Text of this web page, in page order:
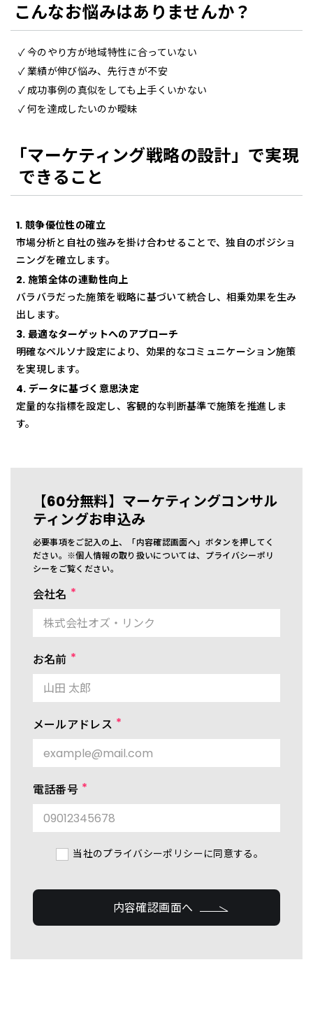
こんなお悩みはありませんか？
今のやり方が地域特性に合っていない
業績が伸び悩み、先行きが不安
成功事例の真似をしても上手くいかない
何を達成したいのか曖昧
「マーケティング戦略の設計」で実現
できること
1. 競争優位性の確立
市場分析と自社の強みを掛け合わせることで、独自のポジショ
ニングを確立します。
2. 施策全体の連動性向上
バラバラだった施策を戦略に基づいて統合し、相乗効果を生み
出します。
3. 最適なターゲットへのアプローチ
明確なペルソナ設定により、効果的なコミュニケーション施策
を実現します。
4. データに基づく意思決定
定量的な指標を設定し、客観的な判断基準で施策を推進しま
す。
【60分無料】マーケティングコンサル
ティングお申込み
必要事項をご記入の上、「内容確認画面へ」ボタンを押してく
ださい。※個人情報の取り扱いについては、プライバシーポリ
シーをご覧ください。
会社名
お名前
メールアドレス
電話番号
当社のプライバシーポリシーに同意する。
内容確認画面へ